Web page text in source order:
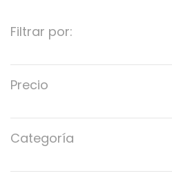
Filtrar por:
Precio
Categoría